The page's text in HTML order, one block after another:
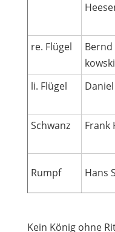
re. Flü­gel
kow­ski
li. Flü­gel
Schwanz Frank
Rumpf Hans
Kein König ohne